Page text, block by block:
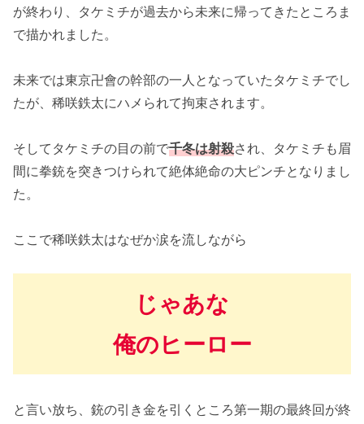
が終わり、タケミチが過去から未来に帰ってきたところま
で描かれました。
未来では東京卍會の幹部の一人となっていたタケミチでし
たが、稀咲鉄太にハメられて拘束されます。
そしてタケミチの目の前で千冬は射殺され、タケミチも眉
間に拳銃を突きつけられて絶体絶命の大ピンチとなりまし
た。
ここで稀咲鉄太はなぜか涙を流しながら
じゃあな
俺のヒーロー
と言い放ち、銃の引き金を引くところ第一期の最終回が終